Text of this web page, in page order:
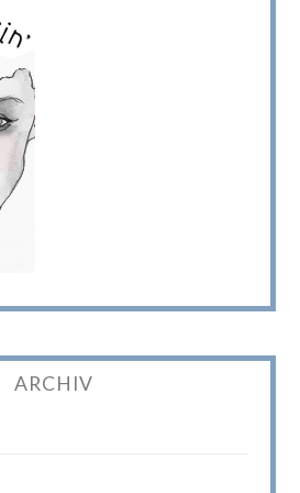
ARCHIV